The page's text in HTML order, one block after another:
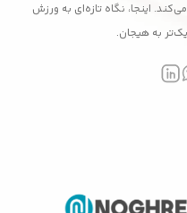
اینجا، نگاه تازه‌ای به ورزش
به هیجان.